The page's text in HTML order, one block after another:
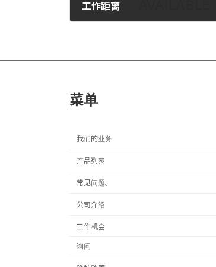
工作距离
菜单
我们的业务
产品列表
常见问题。
公司介绍
工作机会
询问